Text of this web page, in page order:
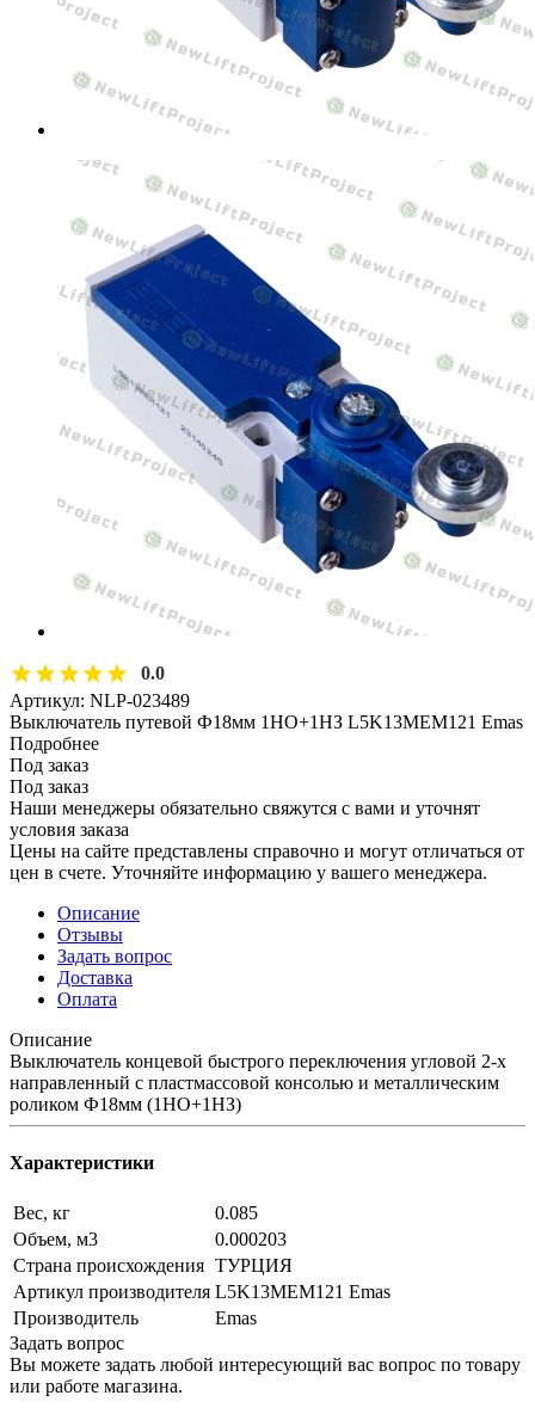
0.0
Артикул: NLP-023489
Выключатель путевой Ф18мм 1НО+1НЗ L5K13MEM121 Emas
Подробнее
Под заказ
Под заказ
Наши менеджеры обязательно свяжутся с вами и уточнят
условия заказа
Цены на сайте представлены справочно и могут отличаться от
цен в счете. Уточняйте информацию у вашего менеджера.
Описание
Отзывы
Задать вопрос
Доставка
Оплата
Описание
Выключатель концевой быстрого переключения угловой 2-х
направленный с пластмассовой консолью и металлическим
роликом Ф18мм (1НО+1НЗ)
Характеристики
Вес, кг
0.085
Объем, м3
0.000203
Страна происхождения ТУРЦИЯ
Артикул производителя L5K13MEM121 Emas
Производитель
Emas
Задать вопрос
Вы можете задать любой интересующий вас вопрос по товару
или работе магазина.